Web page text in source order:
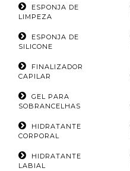
ESPONJA DE
LIMPEZA
ESPONJA DE
SILICONE
FINALIZADOR
CAPILAR
GEL PARA
SOBRANCELHAS
HIDRATANTE
CORPORAL
HIDRATANTE
LABIAL